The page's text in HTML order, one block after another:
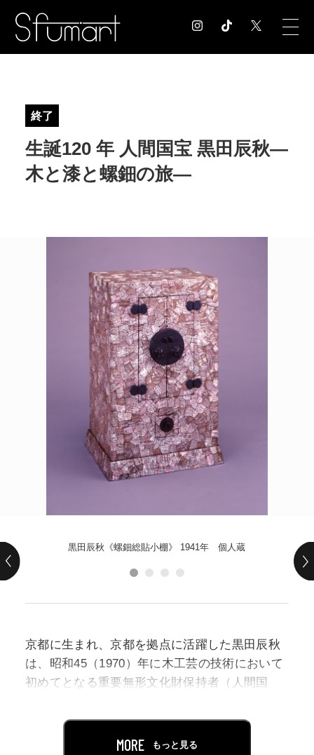
EXHIBITION 展覧会情報
MUSEUM 美術館情報
CONTACT
POLICY COMPANY
終了
生誕120 年 人間国宝 黒田辰秋―
木と漆と螺鈿の旅―
黒田辰秋《螺鈿総貼小棚》 1941年 個人蔵
京都に生まれ、京都を拠点に活躍した黒田辰秋
は、昭和45（1970）年に木工芸の技術において
初めてとなる重要無形文化財保持者（人間国
す。その制作は、当時一般的であった分業制に
疑問を持ち、図案制作、素地作りから加飾まで
MORE もっと見る